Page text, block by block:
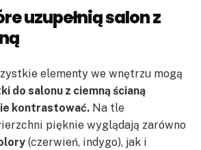
uzupełnią salon z
elementy we wnętrzu mogą
do salonu z ciemną ścianą
kontrastować. Na tle
pięknie wyglądają zarówno
(czerwień, indygo), jak i